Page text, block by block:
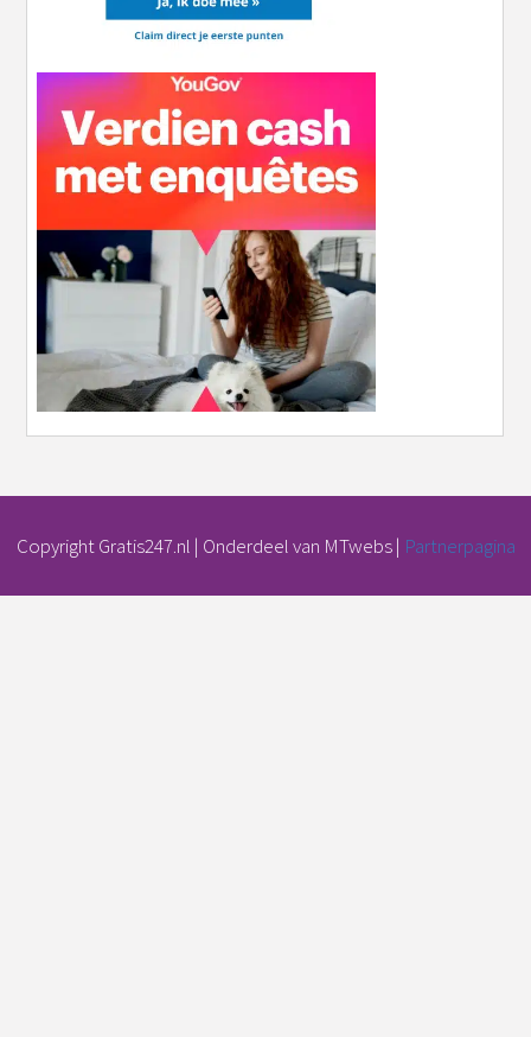
Copyright Gratis247.nl | Onderdeel van MTwebs | Partnerpagina